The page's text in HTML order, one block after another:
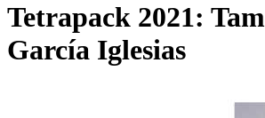
Tetrapack 2021:
García Iglesias